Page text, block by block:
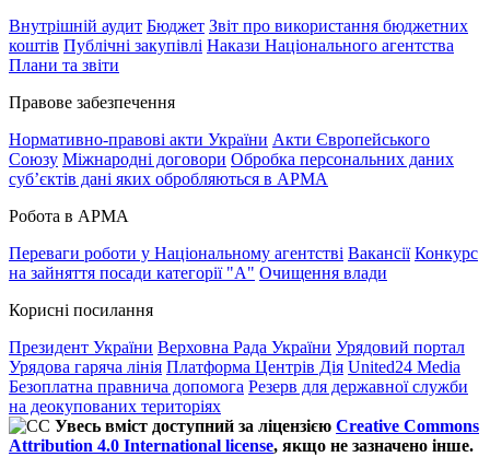
Внутрішній аудит Бюджет Звіт про використання бюджетних
коштів Публічні закупівлі Накази Національного агентства
Плани та звіти
Правове забезпечення
Нормативно-правові акти України Акти Європейського
Союзу Міжнародні договори Обробка персональних даних
субʼєктів дані яких обробляються в АРМА
Робота в АРМА
Переваги роботи у Національному агентстві Вакансії Конкурс
на зайняття посади категорії "А" Очищення влади
Корисні посилання
Президент України Верховна Рада України Урядовий портал
Урядова гаряча лінія Платформа Центрів Дія United24 Media
Безоплатна правнича допомога Резерв для державної служби
на деокупованих територіях
Увесь вміст доступний за ліцензією Creative Commons
Attribution 4.0 International license, якщо не зазначено інше.